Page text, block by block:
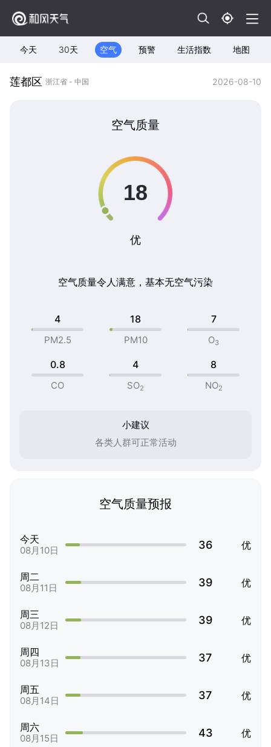
今天 30天 空气 预警 生活指数 地图
莲都区 浙江省 - 中国 2026-08-10
空气质量
优
空气质量令人满意，基本无空气污染
4
PM2.5
18
PM10
7
O3
0.8
CO
4
SO2
8
NO2
小建议
各类人群可正常活动
空气质量预报
今天
08月10日 36 优
周二
08月11日 39 优
周三
08月12日 39 优
周四
08月13日 37 优
周五
08月14日 37 优
周六
08月15日 43 优